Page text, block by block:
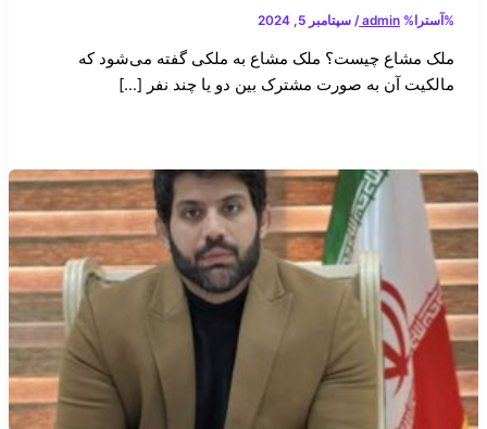
%آسترا% admin
/ سپتامبر 5, 2024
ملک مشاع چیست؟ ملک مشاع به ملکی گفته می‌شود که
مالکیت آن به صورت مشترک بین دو یا چند نفر […]